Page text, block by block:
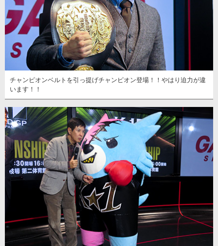
チャンピオンベルトを引っ提げチャンピオン登場！！やはり迫力が違
います！！